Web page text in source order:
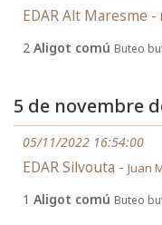
EDAR Alt Maresme -
2 Aligot comú Buteo
5 de novembre
05/11/2022 16:54:00
EDAR Silvouta - Juan
1 Aligot comú Buteo